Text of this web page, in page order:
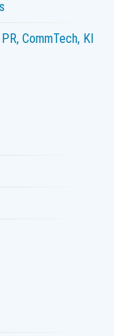
CommTech, KI